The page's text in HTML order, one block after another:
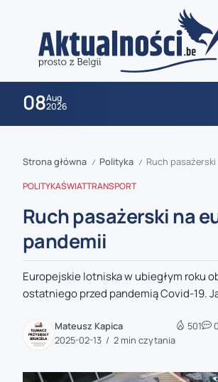
08Aug
2026
zaobserwuj nas
zaobserwuj nas
zaobserwuj nas
Strona główna / Polityka / Ruch
POLITYKAŚWIATTRANSPORT
Ruch pasażerski na
pandemii
Europejskie lotniska w ubiegłym roku
ostatniego przed pandemią Covid-19.
Mateusz Kapica
2025-02-13
2 min czytania
501 0